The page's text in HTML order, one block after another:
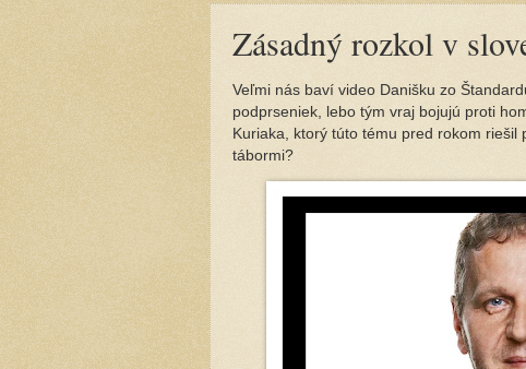
Zásadný rozkol v
Veľmi nás baví video Danišku zo
podprseniek, lebo tým vraj bojujú proti
Kuriaka, ktorý túto tému pred rokom
tábormi?